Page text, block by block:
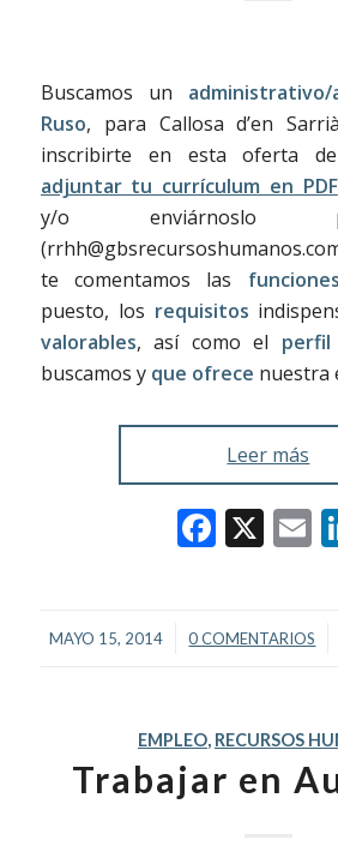
Buscamos un
Ruso, para Callosa d’en
inscribirte en esta oferta
adjuntar tu currículum en PDF
y/o enviárnoslo
te comentamos las funciones
puesto, los requisitos
valorables, así como el perfil
buscamos y que ofrece nuestra
Leer más
X
MAYO 15, 2014
/ 0 COMENTARIOS
/
EMPLEO, RECURSOS
Trabajar en